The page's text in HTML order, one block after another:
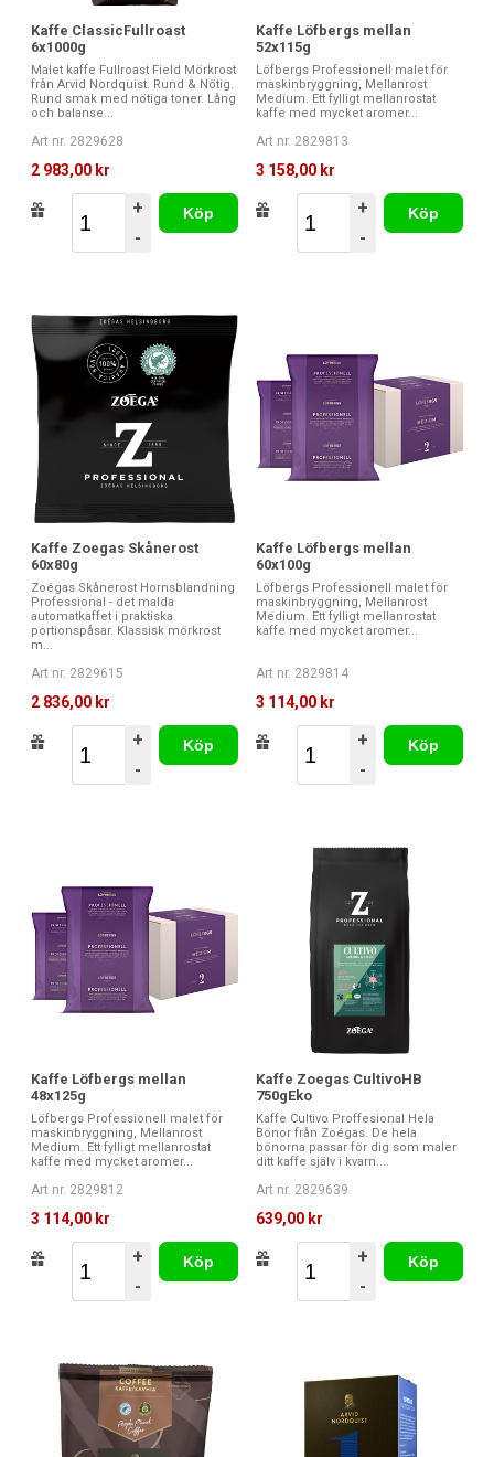
Kaffe ClassicFullroast
6x1000g
Malet kaffe Fullroast Field Mörkrost
från Arvid Nordquist. Rund & Nötig.
Rund smak med nötiga toner. Lång
och balanse...
Art nr. 2829628
2 983,00 kr
+
-
Köp
Kaffe Löfbergs mellan
52x115g
Löfbergs Professionell malet för
maskinbryggning, Mellanrost
Medium. Ett fylligt mellanrostat
kaffe med mycket aromer...
Art nr. 2829813
3 158,00 kr
+
-
Köp
Kaffe Zoegas Skånerost
60x80g
Zoégas Skånerost Hornsblandning
Professional - det malda
automatkaffet i praktiska
portionspåsar. Klassisk mörkrost
m...
Art nr. 2829615
2 836,00 kr
+
-
Köp
Kaffe Löfbergs mellan
60x100g
Löfbergs Professionell malet för
maskinbryggning, Mellanrost
Medium. Ett fylligt mellanrostat
kaffe med mycket aromer...
Art nr. 2829814
3 114,00 kr
+
-
Köp
Kaffe Löfbergs mellan
48x125g
Löfbergs Professionell malet för
maskinbryggning, Mellanrost
Medium. Ett fylligt mellanrostat
kaffe med mycket aromer...
Art nr. 2829812
3 114,00 kr
+
-
Köp
Kaffe Zoegas CultivoHB
750gEko
Kaffe Cultivo Proffesional Hela
Bönor från Zoégas. De hela
bönorna passar för dig som maler
ditt kaffe själv i kvarn....
Art nr. 2829639
639,00 kr
+
-
Köp